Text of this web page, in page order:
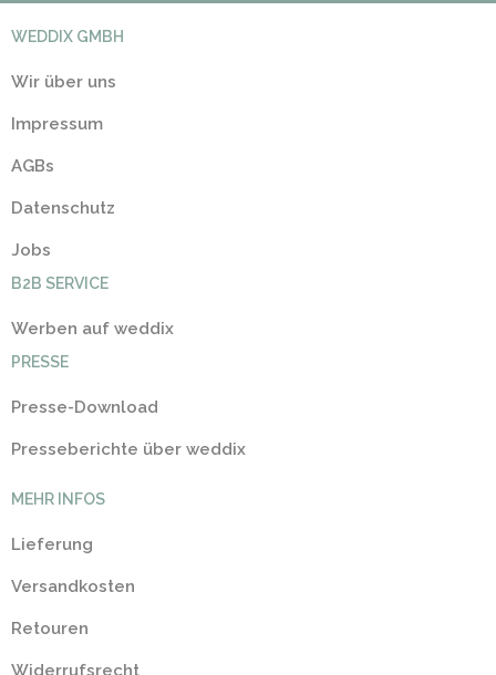
WEDDIX GMBH
Wir über uns
Impressum
AGBs
Datenschutz
Jobs
B2B SERVICE
Werben auf weddix
PRESSE
Presse-Download
Presseberichte über weddix
MEHR INFOS
Lieferung
Versandkosten
Retouren
Widerrufsrecht